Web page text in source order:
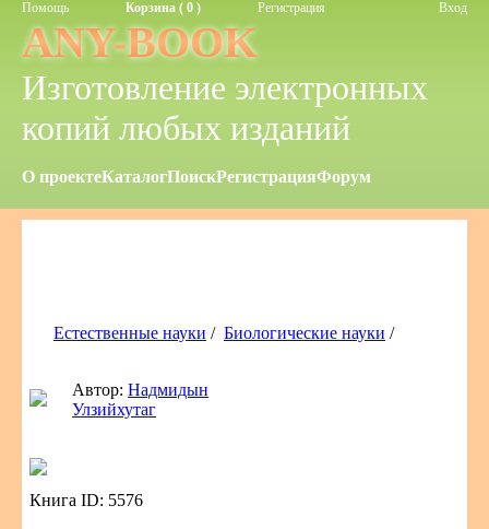
Помощь Корзина ( 0 ) Регистрация Вход
ANY-BOOK
Изготовление электронных
копий любых изданий
О проектеКаталогПоискРегистрацияФорум
Естественные науки / Биологические науки /
Автор:Надмидын
Улзийхутаг
Книга ID: 5576